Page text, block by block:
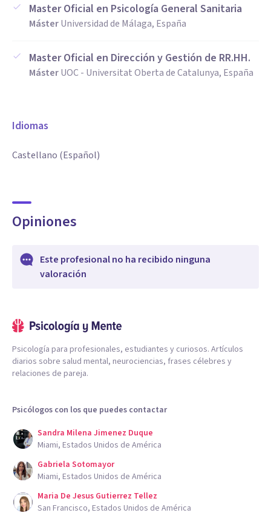
Master Oficial en Psicología General Sanitaria
MásterUniversidad de Málaga, España
Master Oficial en Dirección y Gestión de RR.HH.
MásterUOC - Universitat Oberta de Catalunya, España
Idiomas
Castellano (Español)
Opiniones
Este profesional no ha recibido ninguna
valoración
Psicología para profesionales, estudiantes y curiosos. Artículos
diarios sobre salud mental, neurociencias, frases célebres y
relaciones de pareja.
Psicólogos con los que puedes contactar
Sandra Milena Jimenez Duque
Miami, Estados Unidos de América
Gabriela Sotomayor
Miami, Estados Unidos de América
Maria De Jesus Gutierrez Tellez
San Francisco, Estados Unidos de América